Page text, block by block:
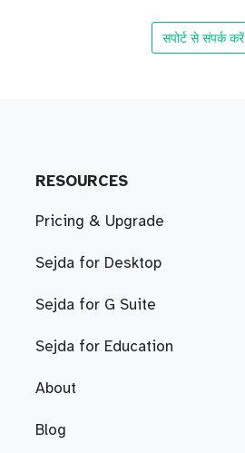
सपोर्ट से संपर्क करें
RESOURCES
Pricing & Upgrade
Sejda for Desktop
Sejda for G Suite
Sejda for Education
About
Blog